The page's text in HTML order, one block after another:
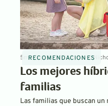
RECOMENDACIONES
5 minSep 10, 2022ByDavid
Los mejores
familias
Las familias que buscan